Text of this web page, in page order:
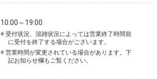
10:00～19:00
※ 受付状況、混雑状況によっては営業終了時間前
に受付を終了する場合がございます。
※ 営業時間が変更されている場合があります。下
記お知らせ欄もご覧ください。